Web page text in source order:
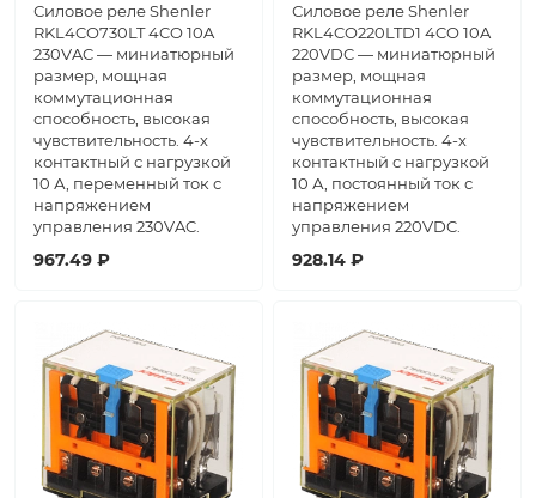
Силовое реле Shenler
RKL4CO730LT 4CO 10A
230VAC — миниатюрный
размер, мощная
коммутационная
способность, высокая
чувствительность. 4-х
контактный с нагрузкой
10 А, переменный ток с
напряжением
управления 230VAC.
967.49 ₽
Силовое реле Shenler
RKL4CO220LTD1 4CO 10A
220VDC — миниатюрный
размер, мощная
коммутационная
способность, высокая
чувствительность. 4-х
контактный с нагрузкой
10 А, постоянный ток с
напряжением
управления 220VDC.
928.14 ₽